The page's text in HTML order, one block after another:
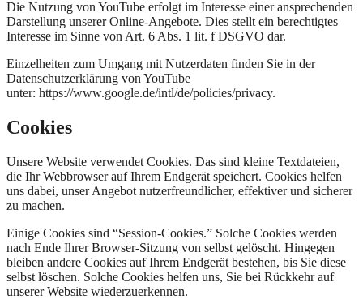
Die Nutzung von YouTube erfolgt im Interesse einer ansprechenden
Darstellung unserer Online-Angebote. Dies stellt ein berechtigtes
Interesse im Sinne von Art. 6 Abs. 1 lit. f DSGVO dar.
Einzelheiten zum Umgang mit Nutzerdaten finden Sie in der
Datenschutzerklärung von YouTube
unter: https://www.google.de/intl/de/policies/privacy.
Cookies
Unsere Website verwendet Cookies. Das sind kleine Textdateien,
die Ihr Webbrowser auf Ihrem Endgerät speichert. Cookies helfen
uns dabei, unser Angebot nutzerfreundlicher, effektiver und sicherer
zu machen.
Einige Cookies sind “Session-Cookies.” Solche Cookies werden
nach Ende Ihrer Browser-Sitzung von selbst gelöscht. Hingegen
bleiben andere Cookies auf Ihrem Endgerät bestehen, bis Sie diese
selbst löschen. Solche Cookies helfen uns, Sie bei Rückkehr auf
unserer Website wiederzuerkennen.